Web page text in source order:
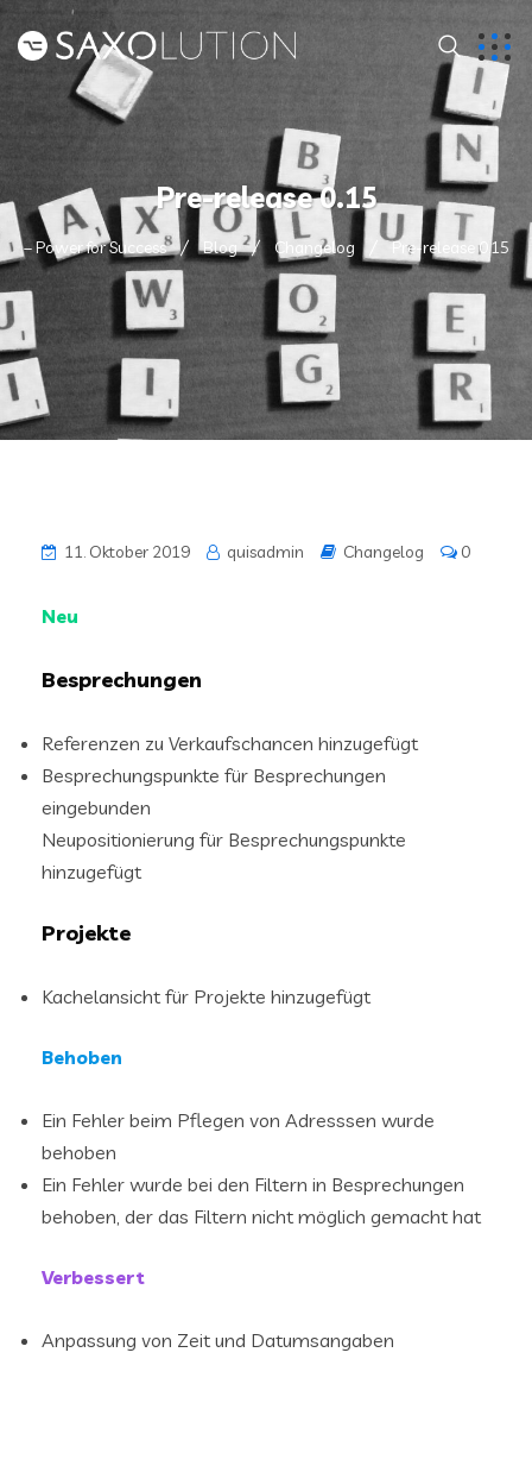
Pre-release 0.15
– Power for Success Blog Changelog Pre-release 0.15
11. Oktober 2019 quisadmin Changelog 0
Neu
Besprechungen
Referenzen zu Verkaufschancen hinzugefügt
Besprechungspunkte für Besprechungen
eingebunden
Neupositionierung für Besprechungspunkte
hinzugefügt
Projekte
Kachelansicht für Projekte hinzugefügt
Behoben
Ein Fehler beim Pflegen von Adresssen wurde
behoben
Ein Fehler wurde bei den Filtern in Besprechungen
behoben, der das Filtern nicht möglich gemacht hat
Verbessert
Anpassung von Zeit und Datumsangaben